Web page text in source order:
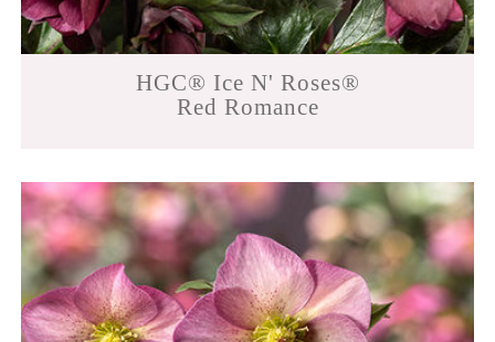
HGC® Ice N' Roses®
Red Romance